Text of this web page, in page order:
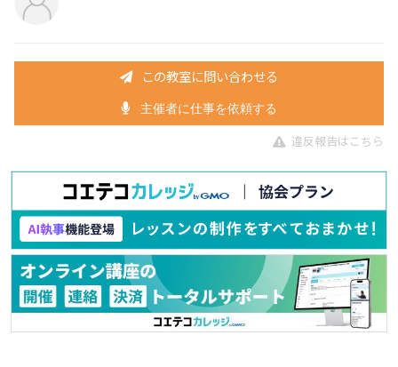
この教室に問い合わせる
主催者に仕事を依頼する
違反報告はこちら